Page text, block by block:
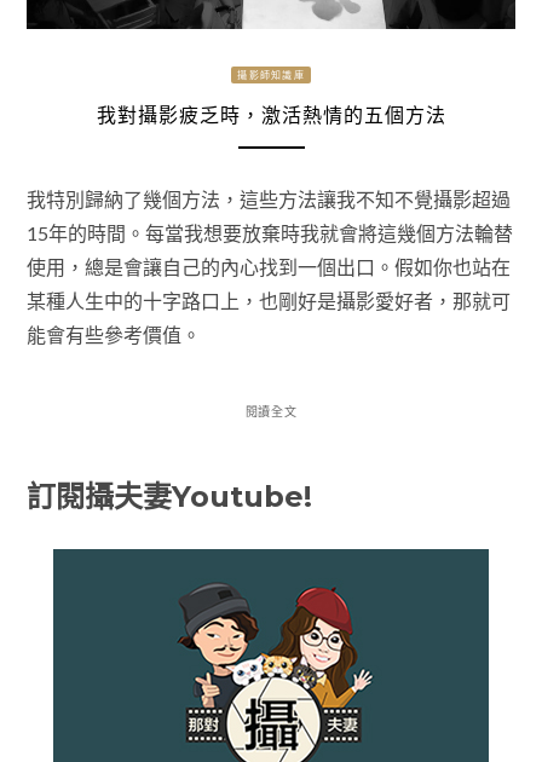
攝影師知識庫
我對攝影疲乏時，激活熱情的五個方法
我特別歸納了幾個方法，這些方法讓我不知不覺攝影超過
15年的時間。每當我想要放棄時我就會將這幾個方法輪替
使用，總是會讓自己的內心找到一個出口。假如你也站在
某種人生中的十字路口上，也剛好是攝影愛好者，那就可
能會有些參考價值。
閱讀全文
訂閱攝夫妻Youtube!